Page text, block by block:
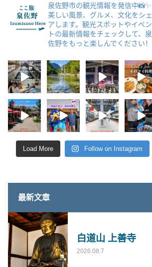
泉佐野市の観光情報を発信中📸✨
美しい風景、グルメ、文化をシェ
アします。観光スポットやイベン
トの最新情報をチェックして、泉
佐野をもっと楽しんでください！
Load More Follow on Instagram
最新文章
白道山 上善寺
2026.08.7